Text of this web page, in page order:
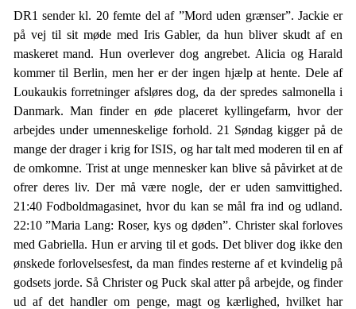
DR1 sender kl. 20 femte del af ”Mord uden grænser”. Jackie er
på vej til sit møde med Iris Gabler, da hun bliver skudt af en
maskeret mand. Hun overlever dog angrebet. Alicia og Harald
kommer til Berlin, men her er der ingen hjælp at hente. Dele af
Loukaukis forretninger afsløres dog, da der spredes salmonella i
Danmark. Man finder en øde placeret kyllingefarm, hvor der
arbejdes under umenneskelige forhold. 21 Søndag kigger på de
mange der drager i krig for ISIS, og har talt med moderen til en af
de omkomne. Trist at unge mennesker kan blive så påvirket at de
ofrer deres liv. Der må være nogle, der er uden samvittighed.
21:40 Fodboldmagasinet, hvor du kan se mål fra ind og udland.
22:10 ”Maria Lang: Roser, kys og døden”. Christer skal forloves
med Gabriella. Hun er arving til et gods. Det bliver dog ikke den
ønskede forlovelsesfest, da man findes resterne af et kvindelig på
godsets jorde. Så Christer og Puck skal atter på arbejde, og finder
ud af det handler om penge, magt og kærlighed, hvilket har